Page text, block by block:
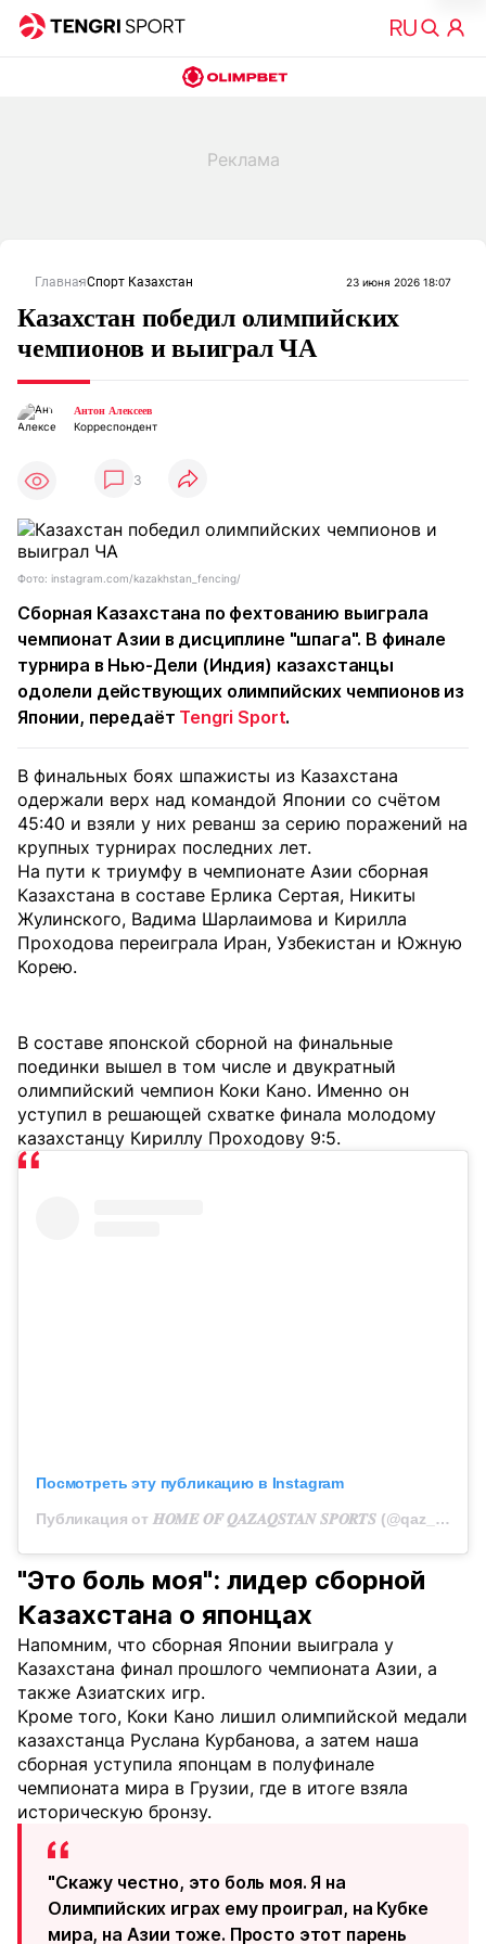
ГлавнаяСпорт Казахстан 23 июня 2026 18:07
Казахстан победил олимпийских
чемпионов и выиграл ЧА
Антон Алексеев
Корреспондент
3
Фото: instagram.com/kazakhstan_fencing/
Сборная Казахстана по фехтованию выиграла
чемпионат Азии в дисциплине "шпага". В финале
турнира в Нью-Дели (Индия) казахстанцы
одолели действующих олимпийских чемпионов из
Японии, передаёт Tengri Sport.
В финальных боях шпажисты из Казахстана
одержали верх над командой Японии со счётом
45:40 и взяли у них реванш за серию поражений на
крупных турнирах последних лет.
На пути к триумфу в чемпионате Азии сборная
Казахстана в составе Ерлика Сертая, Никиты
Жулинского, Вадима Шарлаимова и Кирилла
Проходова переиграла Иран, Узбекистан и Южную
Корею.
В составе японской сборной на финальные
поединки вышел в том числе и двукратный
олимпийский чемпион Коки Кано. Именно он
уступил в решающей схватке финала молодому
казахстанцу Кириллу Проходову 9:5.
Посмотреть эту публикацию в Instagram
Публикация от 𝑯𝑶𝑴𝑬 𝑶𝑭 𝑸𝑨𝒁𝑨𝑸𝑺𝑻𝑨𝑵 𝑺𝑷𝑶𝑹𝑻𝑺 (@qaz_team_official)
"Это боль моя": лидер сборной
Казахстана о японцах
Напомним, что сборная Японии выиграла у
Казахстана финал прошлого чемпионата Азии, а
также Азиатских игр.
Кроме того, Коки Кано лишил олимпийской медали
казахстанца Руслана Курбанова, а затем наша
сборная уступила японцам в полуфинале
чемпионата мира в Грузии, где в итоге взяла
историческую бронзу.
"Скажу честно, это боль моя. Я на
Олимпийских играх ему проиграл, на Кубке
мира, на Азии тоже. Просто этот парень